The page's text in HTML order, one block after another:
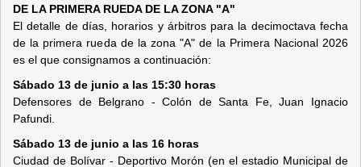
DE LA PRIMERA RUEDA DE LA ZONA "A"
El detalle de días, horarios y árbitros para la decimoctava fecha
de la primera rueda de la zona "A" de la Primera Nacional 2026
es el que consignamos a continuación:
Sábado 13 de junio a las 15:30 horas
Defensores de Belgrano - Colón de Santa Fe, Juan Ignacio
Pafundi.
Sábado 13 de junio a las 16 horas
Ciudad de Bolívar - Deportivo Morón (en el estadio Municipal de